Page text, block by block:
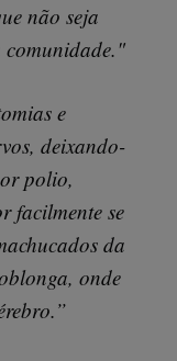
não seja
comunidade."
e
deixando-
polio,
facilmente se
da
onde